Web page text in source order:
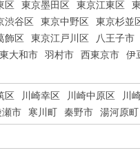
区 東京墨田区 東京江東区
渋谷区 東京中野区 東京杉並
飾区 東京江戸川区 八王子市
東大和市 羽村市 西東京市
伊
区 川崎幸区 川崎中原区
川
瀬市 寒川町 秦野市 湯河原町